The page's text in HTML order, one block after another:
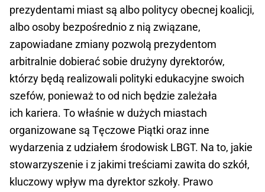
prezydentami miast są albo politycy obecnej koalicji,
albo osoby bezpośrednio z nią związane,
zapowiadane zmiany pozwolą prezydentom
arbitralnie dobierać sobie drużyny dyrektorów,
którzy będą realizowali polityki edukacyjne swoich
szefów, ponieważ to od nich będzie zależała
ich kariera. To właśnie w dużych miastach
organizowane są Tęczowe Piątki oraz inne
wydarzenia z udziałem środowisk LBGT. Na to, jakie
stowarzyszenie i z jakimi treściami zawita do szkół,
kluczowy wpływ ma dyrektor szkoły. Prawo